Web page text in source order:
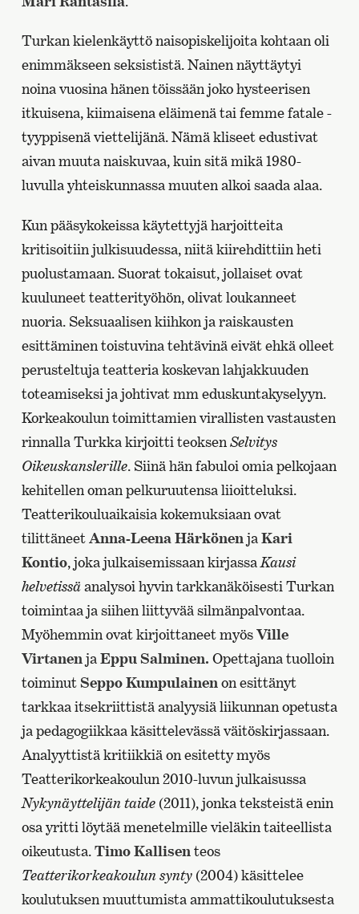
Turkan kielenkäyttö naisopiskelijoita kohtaan oli
enimmäkseen seksististä. Nainen näyttäytyi
noina vuosina hänen töissään joko hysteerisen
itkuisena, kiimaisena eläimenä tai femme fatale -
tyyppisenä viettelijänä. Nämä kliseet edustivat
aivan muuta naiskuvaa, kuin sitä mikä 1980-
luvulla yhteiskunnassa muuten alkoi saada alaa.
Kun pääsykokeissa käytettyjä harjoitteita
kritisoitiin julkisuudessa, niitä kiirehdittiin heti
puolustamaan. Suorat tokaisut, jollaiset ovat
kuuluneet teatterityöhön, olivat loukanneet
nuoria. Seksuaalisen kiihkon ja raiskausten
esittäminen toistuvina tehtävinä eivät ehkä olleet
perusteltuja teatteria koskevan lahjakkuuden
toteamiseksi ja johtivat mm eduskuntakyselyyn.
Korkeakoulun toimittamien virallisten vastausten
rinnalla Turkka kirjoitti teoksen Selvitys
Oikeuskanslerille. Siinä hän fabuloi omia pelkojaan
kehitellen oman pelkuruutensa liioitteluksi.
Teatterikouluaikaisia kokemuksiaan ovat
tilittäneetAnna-Leena Härkönen jaKari
Kontio, joka julkaisemissaan kirjassa Kausi
helvetissäanalysoi hyvin tarkkanäköisesti Turkan
toimintaa ja siihen liittyvää silmänpalvontaa.
Myöhemmin ovat kirjoittaneet myösVille
Virtanen jaEppu Salminen. Opettajana tuolloin
toiminutSeppo Kumpulainen on esittänyt
tarkkaa itsekriittistä analyysiä liikunnan opetusta
ja pedagogiikkaa käsittelevässä väitöskirjassaan.
Analyyttistä kritiikkiä on esitetty myös
Teatterikorkeakoulun 2010-luvun julkaisussa
Nykynäyttelijän taide(2011), jonka teksteistä enin
osa yritti löytää menetelmille vieläkin taiteellista
oikeutusta.Timo Kallisen teos
Teatterikorkeakoulun synty (2004) käsittelee
koulutuksen muuttumista ammattikoulutuksesta